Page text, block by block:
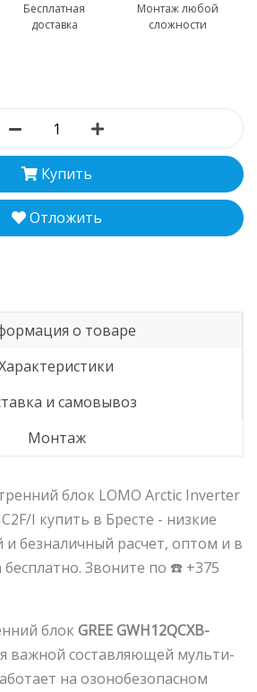
Бесплатная
доставка
Монтаж любой
сложности
Купить
Отложить
о товаре
и самовывоз
Монтаж
блок LOMO Arctic Inverter
I купить в Бресте - низкие
безналичный расчет, оптом и в
бесплатно. Звоните по ☎️ +375
блок GREEGWH12QCXB-
важной составляющей мульти-
на озонобезопасном